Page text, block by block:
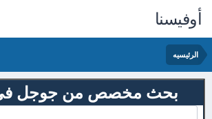
أوفيسنا
الرئيسيه
بحث مخصص من جوجل فى